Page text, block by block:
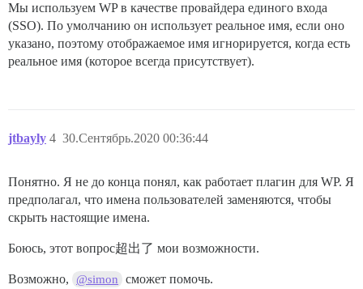
Мы используем WP в качестве провайдера единого входа
(SSO). По умолчанию он использует реальное имя, если оно
указано, поэтому отображаемое имя игнорируется, когда есть
реальное имя (которое всегда присутствует).
jtbayly 30.Сентябрь.2020 00:36:44
4
Понятно. Я не до конца понял, как работает плагин для WP. Я
предполагал, что имена пользователей заменяются, чтобы
скрыть настоящие имена.
Боюсь, этот вопрос超出了 мои возможности.
Возможно, @simon сможет помочь.